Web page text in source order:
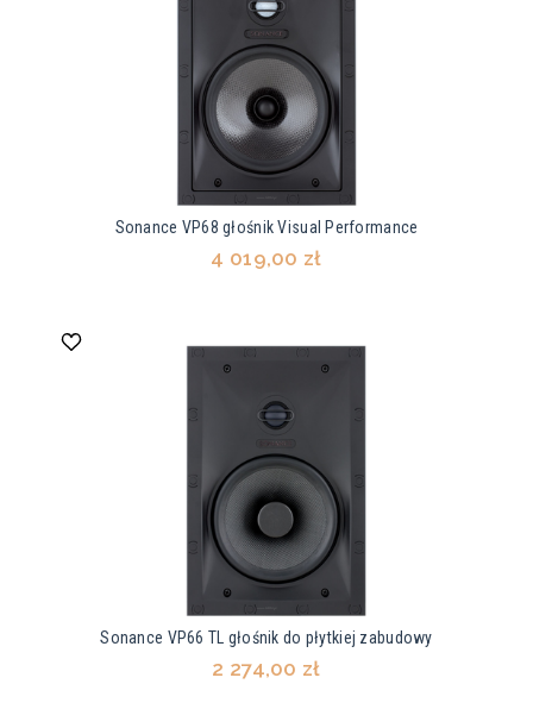
Sonance VP68 głośnik Visual Performance
4 019,00 zł
Sonance VP66 TL głośnik do płytkiej zabudowy
2 274,00 zł